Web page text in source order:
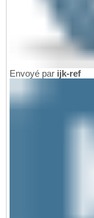
Envoyé par ijk-ref